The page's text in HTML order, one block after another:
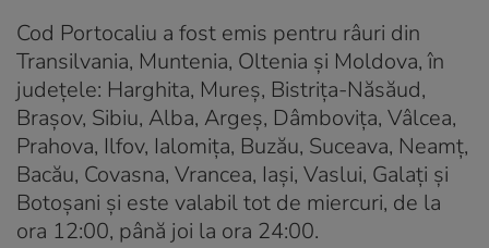
Cod Portocaliu a fost emis pentru râuri din
Transilvania, Muntenia, Oltenia şi Moldova, în
judeţele: Harghita, Mureş, Bistriţa-Năsăud,
Braşov, Sibiu, Alba, Argeş, Dâmboviţa, Vâlcea,
Prahova, Ilfov, Ialomiţa, Buzău, Suceava, Neamţ,
Bacău, Covasna, Vrancea, Iaşi, Vaslui, Galaţi şi
Botoşani și este valabil tot de miercuri, de la
ora 12:00, până joi la ora 24:00.